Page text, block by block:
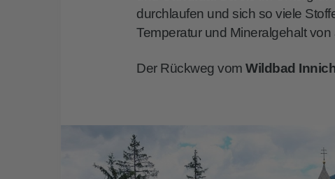
durchlaufen und sich so viele
Temperatur und Mineralgehalt
Der Rückweg vomWildbad